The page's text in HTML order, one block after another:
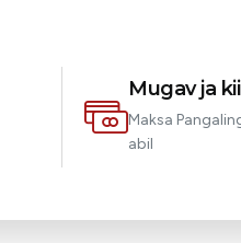
Mugav ja
Maksa
abil